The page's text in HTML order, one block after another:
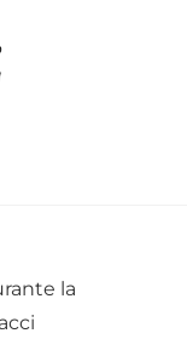
la